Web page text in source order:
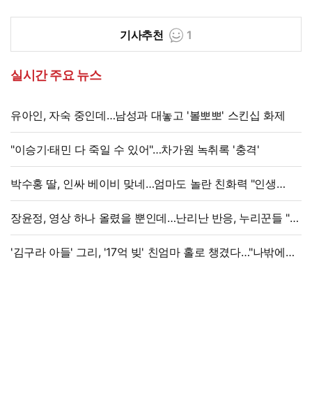
기사추천 1
실시간 주요 뉴스
유아인, 자숙 중인데…남성과 대놓고 '볼뽀뽀' 스킨십 화제
"이승기·태민 다 죽일 수 있어"…차가원 녹취록 '충격'
박수홍 딸, 인싸 베이비 맞네…엄마도 놀란 친화력 "인생
N회차"
장윤정, 영상 하나 올렸을 뿐인데…난리난 반응, 누리꾼들 "더
예뻐졌네요" 술렁
'김구라 아들' 그리, '17억 빚' 친엄마 홀로 챙겼다…"나밖에